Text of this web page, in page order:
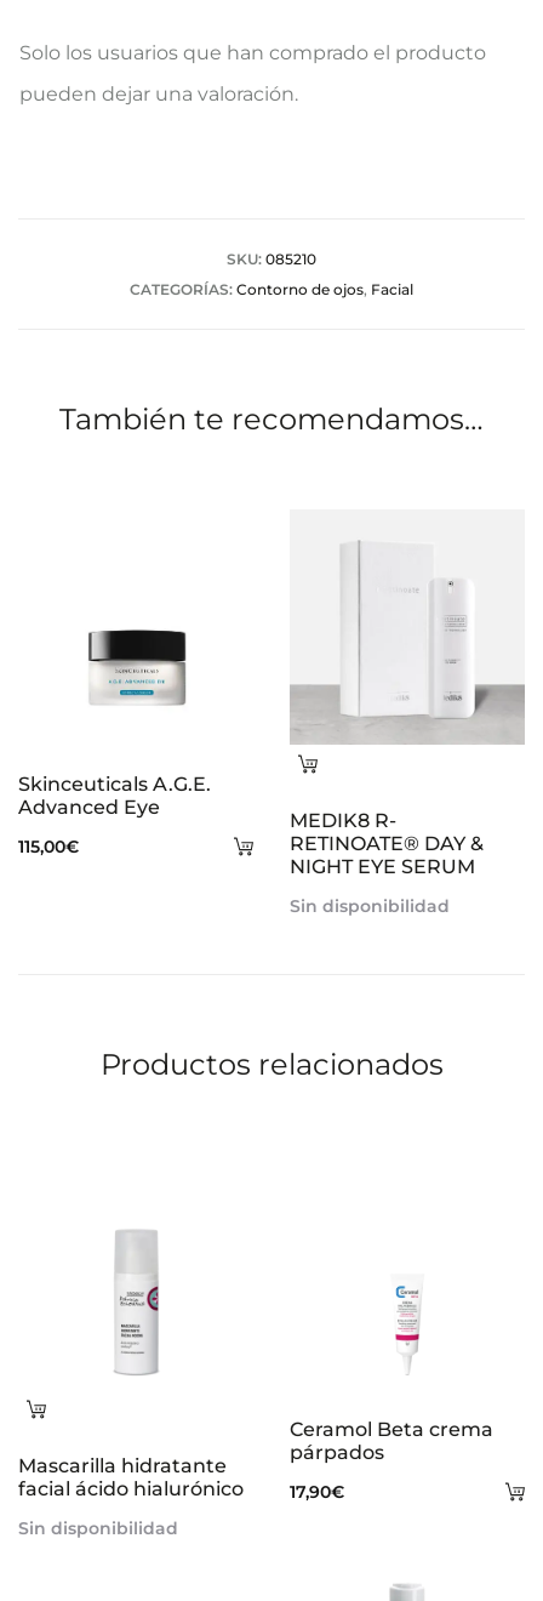
V
a
Solo los usuarios que han comprado el producto
pueden dejar una valoración.
SKU: 085210
CATEGORÍAS: Contorno de ojos, Facial
También te recomendamos…
Añadir
carrito
Skinceuticals A.G.E.
Advanced Eye
115,00€
Leer
MEDIK8 R-
RETINOATE® DAY &
NIGHT EYE SERUM
Sin disponibilidad
Productos relacionados
Leer
Mascarilla hidratante
facial ácido hialurónico
Sin disponibilidad
Ceramol Beta crema
párpados
17,90€